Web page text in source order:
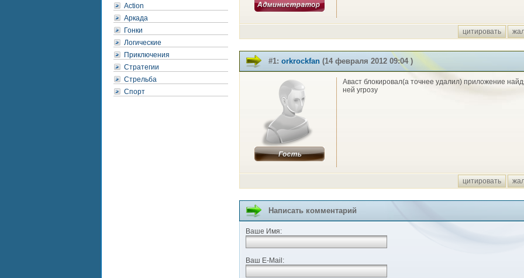
Action
Аркада
Гонки
Логические
Приключения
Стратегии
Стрельба
Спорт
цитировать
#1: orkrockfan (14 февраля 2012 09:04 )
Аваст блокировал(а точнее удалил) приложение
ней угрозу
цитировать
Написать комментарий
Ваше Имя:
Ваш E-Mail: